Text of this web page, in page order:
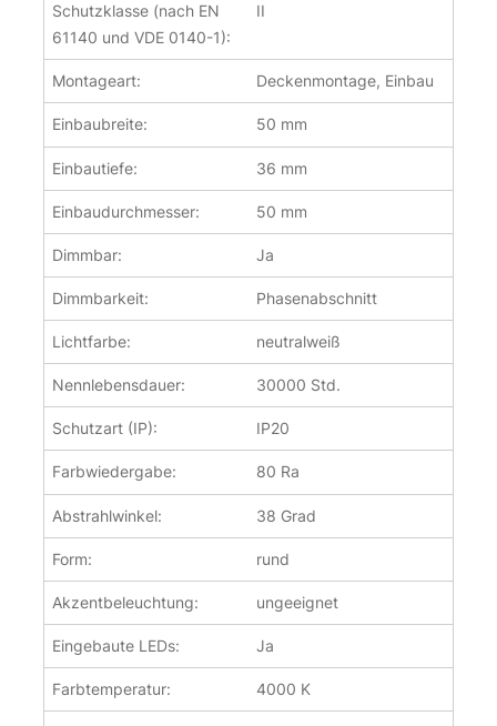
Schutzklasse (nach EN
61140 und VDE 0140-1):
II
Montageart: Deckenmontage, Einbau
Einbaubreite: 50 mm
Einbautiefe: 36 mm
Einbaudurchmesser: 50 mm
Dimmbar: Ja
Dimmbarkeit: Phasenabschnitt
Lichtfarbe: neutralweiß
Nennlebensdauer: 30000 Std.
Schutzart (IP): IP20
Farbwiedergabe: 80 Ra
Abstrahlwinkel: 38 Grad
Form: rund
Akzentbeleuchtung: ungeeignet
Eingebaute LEDs: Ja
Farbtemperatur: 4000 K